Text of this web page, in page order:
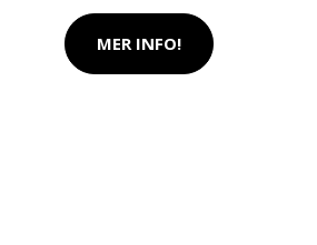
MER INFO!